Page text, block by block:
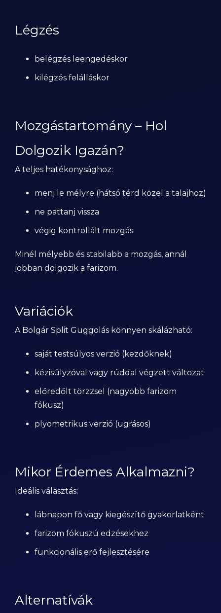
Légzés
belégzés leengedéskor
kilégzés felálláskor
Mozgástartomány – Hol
Dolgozik Igazán?
A teljes hatékonysághoz:
menj le mélyre (hátsó térd közel a talajhoz)
ne pattanj vissza
végig kontrollált mozgás
Minél mélyebb és stabilabb a mozgás, annál
jobban dolgozik a farizom.
Variációk
A Bolgár Split Guggolás könnyen skálázható:
saját testsúlyos verzió (kezdőknek)
kézisúlyzóval vagy rúddal végzett változat
előredőlt törzzsel (nagyobb farizom
fókusz)
plyometrikus verzió (ugrásos)
Mikor Érdemes Alkalmazni?
Ideális választás:
lábnapon fő vagy kiegészítő gyakorlatként
farizom fókuszú edzésekhez
funkcionális erő fejlesztésére
Alternatívák